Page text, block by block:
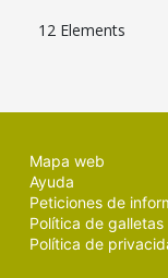
12 Elements
Mapa web
Ayuda
Peticiones de
Política de galletas
Política de